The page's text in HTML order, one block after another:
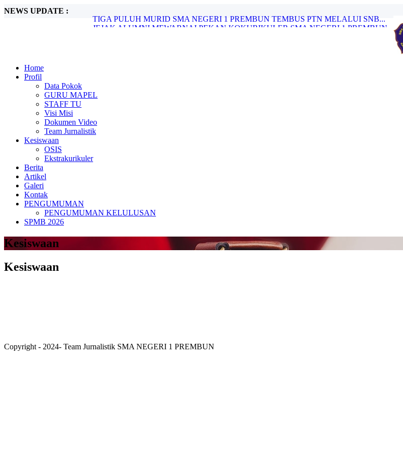
NEWS UPDATE :
TIGA PULUH MURID SMA NEGERI 1 PREMBUN TEMBUS PTN MELALUI SNB...
JEJAK ALUMNI MEWARNAI PEKAN KOKURIKULER SMA NEGERI 1 PREMBUN...
HARI ANAK NASIONAL KE-41: “PERTEMUAN PAGI CERIA” SMA NEG...
PELEPASAN DAN PENYERAHAN KEMBALI MURID KELAS XII SMA NEGERI ...
Home
Profil
Data Pokok
GURU MAPEL
STAFF TU
Visi Misi
Dokumen Video
Team Jurnalistik
Kesiswaan
OSIS
Ekstrakurikuler
Berita
Artikel
Galeri
Kontak
PENGUMUMAN
PENGUMUMAN KELULUSAN
SPMB 2026
Kesiswaan
Kesiswaan
Copyright - 2024- Team Jurnalistik SMA NEGERI 1 PREMBUN